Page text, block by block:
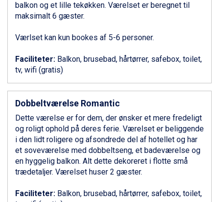
Canazei fra DKK 4.745
Ponte di Legno fra DKK 4.745
Alleghe fra DKK 5.595
Arabba fra DKK 7.045
La Thuile fra DKK 4.595
Cervinia fra DKK 5.295
Val Thorens fra DKK 5.395
Passo Tonale fra DKK 3.795
Saalbach fra DKK 5.945
Sölden fra DKK 8.445
Bad Hofgastein fra DKK 5.495
Champoluc fra DKK 3.795
Sestriere fra DKK 4.395
Fieberbrunn fra DKK 6.145
Wagrain fra DKK 4.645
Ischgl fra DKK 7.095
St. Anton fra DKK 7.245
balkon og et lille tekøkken. Værelset er beregnet til
maksimalt 6 gæster.
Værlset kan kun bookes af 5-6 personer.
Faciliteter: Balkon, brusebad, hårtørrer, safebox, toilet,
tv, wifi (gratis)
Dobbeltværelse Romantic
Dette værelse er for dem, der ønsker et mere fredeligt
og roligt ophold på deres ferie. Værelset er beliggende
i den lidt roligere og afsondrede del af hotellet og har
et soveværelse med dobbeltseng, et badeværelse og
en hyggelig balkon. Alt dette dekoreret i flotte små
trædetaljer. Værelset huser 2 gæster.
Faciliteter: Balkon, brusebad, hårtørrer, safebox, toilet,